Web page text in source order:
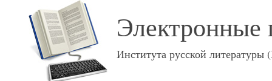
Электронные
Института русской